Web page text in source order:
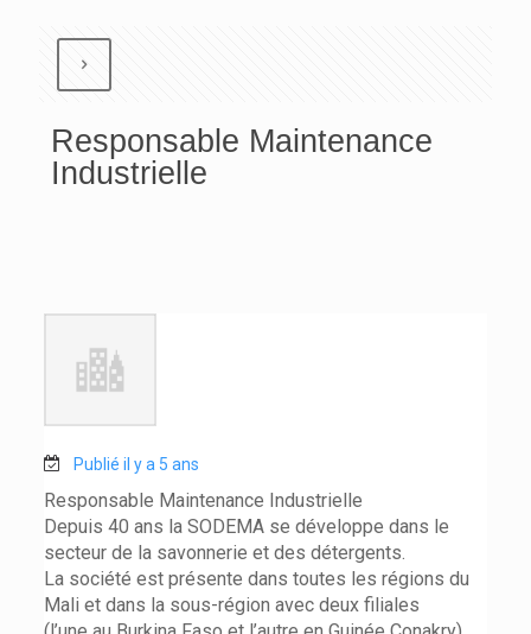
Responsable Maintenance
Industrielle
Publié il y a 5 ans
Responsable Maintenance Industrielle
Depuis 40 ans la SODEMA se développe dans le
secteur de la savonnerie et des détergents.
La société est présente dans toutes les régions du
Mali et dans la sous-région avec deux filiales